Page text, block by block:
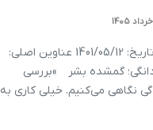
یا حبیب متن سخنرانی سیدمحمدانجوی‌نژاد موضوع: حقیقت این است _ قسمت ششم تاریخ: 1401/05/12 عناوین اصلی:
گمشده بشر »بررسی
نگاهی می‌کنیم. خیلی کاری به